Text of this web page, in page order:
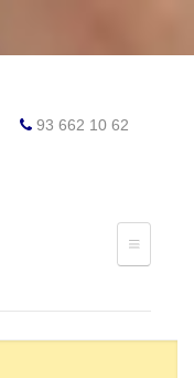
93 662 10 62